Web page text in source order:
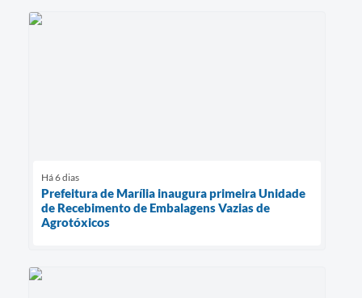
Há 6 dias
Prefeitura de Marília inaugura primeira Unidade
de Recebimento de Embalagens Vazias de
Agrotóxicos